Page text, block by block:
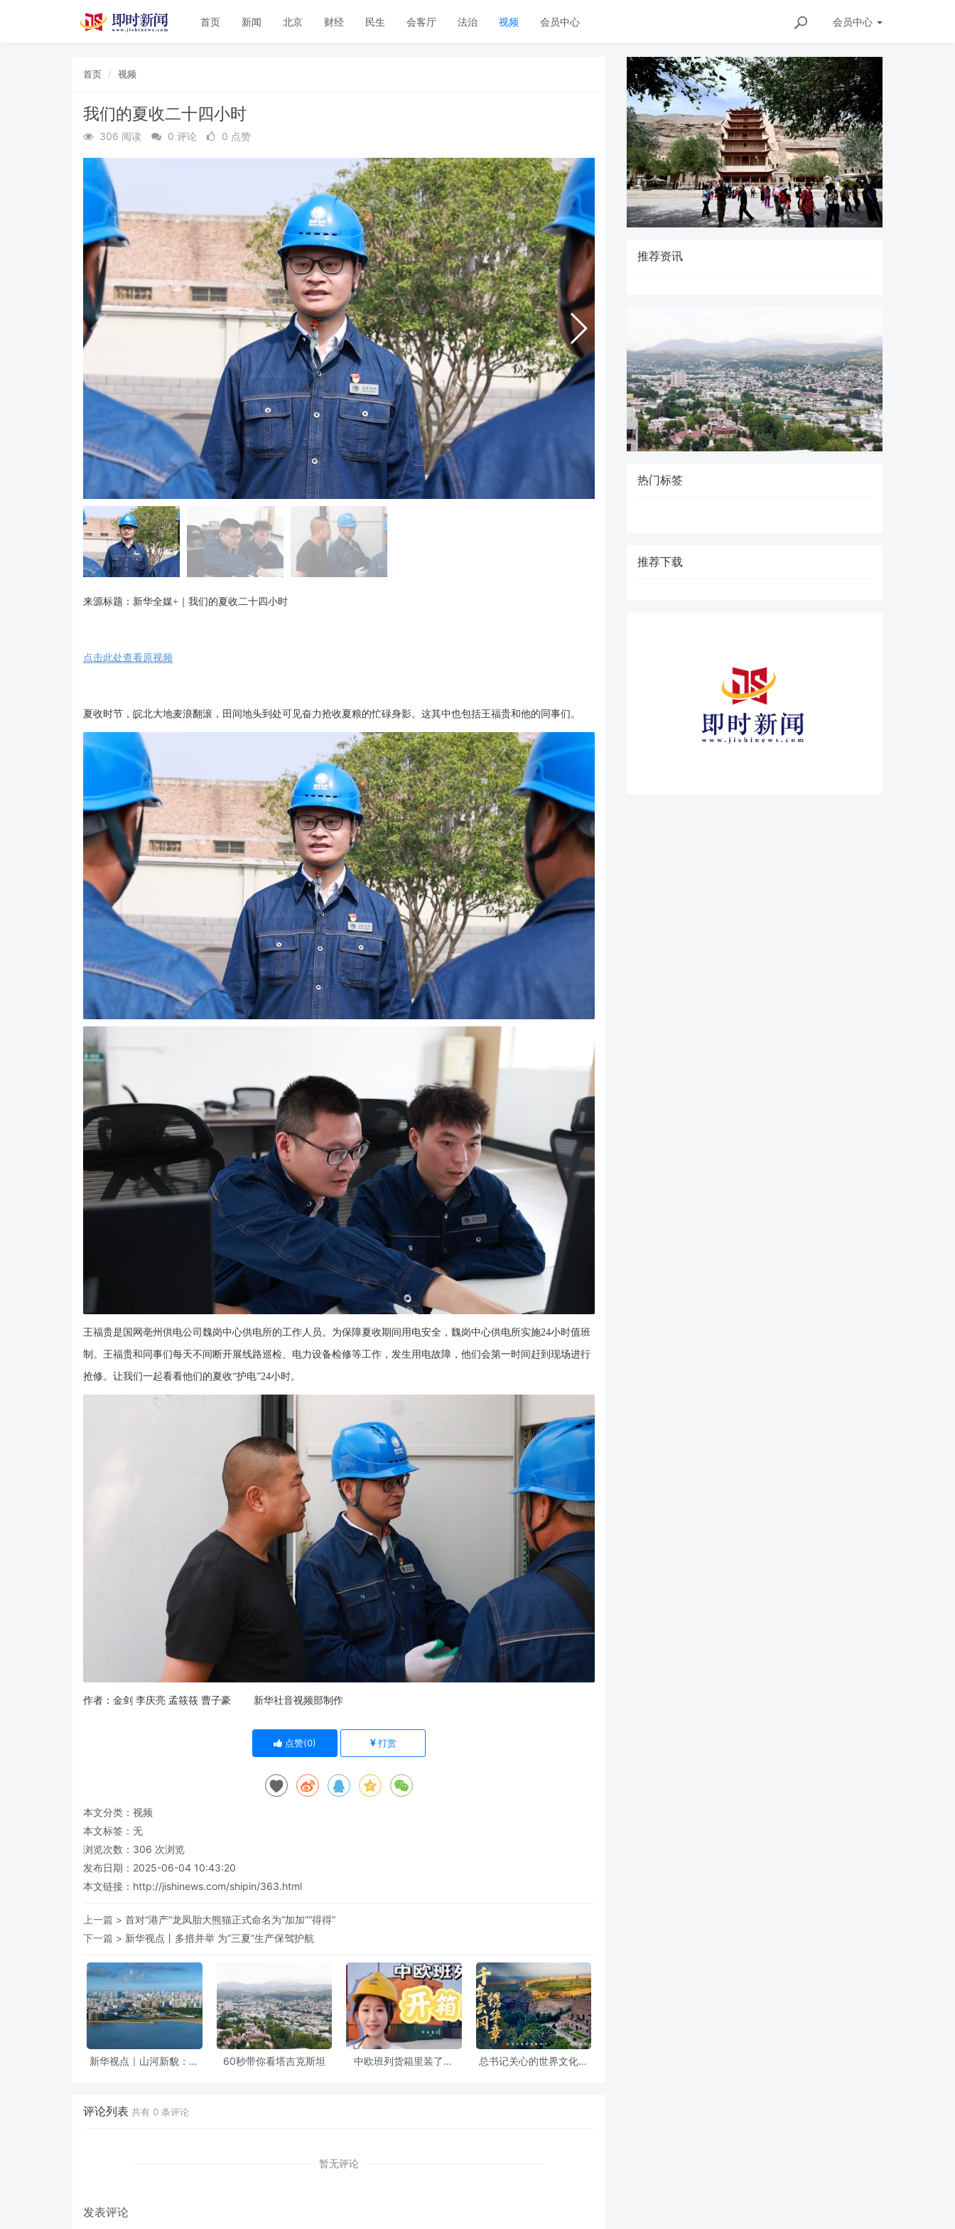
会员中心
首页 新闻 北京 财经 民生 会客厅 法治 视频 会员中心
首页 视频
我们的夏收二十四小时
306 阅读 0 评论 0 点赞
来源标题：新华全媒+｜我们的夏收二十四小时
点击此处查看原视频
夏收时节，皖北大地麦浪翻滚，田间地头到处可见奋力抢收夏粮的忙碌身影。这其中也包括王福贵和他的同事们。
王福贵是国网亳州供电公司魏岗中心供电所的工作人员。为保障夏收期间用电安全，魏岗中心供电所实施24小时值班
制。王福贵和同事们每天不间断开展线路巡检、电力设备检修等工作，发生用电故障，他们会第一时间赶到现场进行
抢修。让我们一起看看他们的夏收“护电”24小时。
作者：金剑 李庆亮 孟筱筱 曹子豪 新华社音视频部制作
点赞(0) 打赏
本文分类： 视频
本文标签：无
浏览次数： 306 次浏览
发布日期：2025-06-04 10:43:20
本文链接： http://jishinews.com/shipin/363.html
上一篇 > 首对“港产”龙凤胎大熊猫正式命名为“加加”“得得”
下一篇 > 新华视点丨多措并举 为“三夏”生产保驾护航
新华视点｜山河新貌：多
60秒带你看塔吉克斯坦
中欧班列货箱里装了什
总书记关心的世界文化遗
评论列表 共有 0 条评论
暂无评论
发表评论
推荐资讯
热门标签
推荐下载